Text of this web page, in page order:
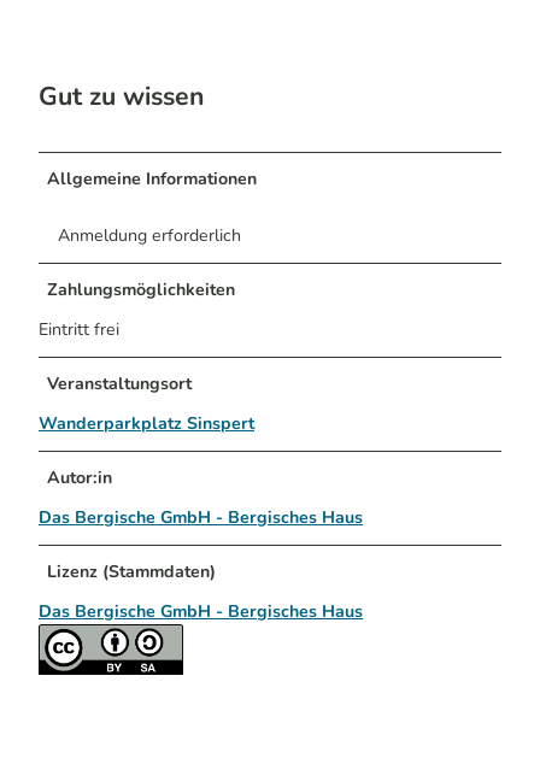
Gut zu wissen
Allgemeine Informationen
Anmeldung erforderlich
Zahlungsmöglichkeiten
Eintritt frei
Veranstaltungsort
Wanderparkplatz Sinspert
Autor:in
Das Bergische GmbH - Bergisches Haus
Lizenz (Stammdaten)
Das Bergische GmbH - Bergisches Haus